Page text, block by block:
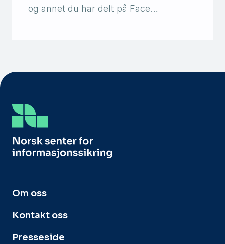
og annet du har delt på Face…
Om oss
Kontakt oss
Presseside